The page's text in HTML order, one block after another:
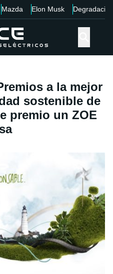
Mazda Elon Musk Degradación
a la mejor
sostenible de
premio un ZOE